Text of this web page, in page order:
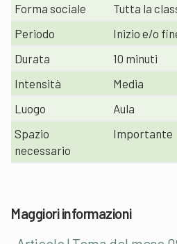
Forma sociale
Tutta la
Periodo
Inizio e/o
Durata
10 minuti
Intensità
Media
Luogo
Aula
Spazio
necessario
Importante
Maggiori informazioni